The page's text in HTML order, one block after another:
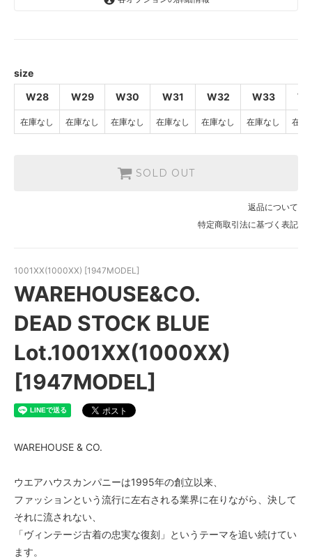
W30
SOLD OUT
W31
SOLD OUT
size
W28
W29 W30 W31 W32 W33
在庫なし 在庫なし 在庫なし 在庫なし 在庫なし 在庫なし 在庫
SOLD OUT
返品について
特定商取引法に基づく表記
1001XX(1000XX) [1947MODEL]
WAREHOUSE&CO.
DEAD STOCK BLUE
Lot.1001XX(1000XX)
[1947MODEL]
WAREHOUSE & CO.
ウエアハウスカンパニーは1995年の創立以来、
ファッションという流行に左右される業界に在りながら、決して
それに流されない、
「ヴィンテージ古着の忠実な復刻」というテーマを追い続けてい
ます。